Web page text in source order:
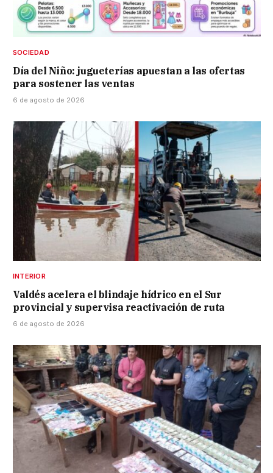
SOCIEDAD
Día del Niño: jugueterías apuestan a las ofertas
para sostener las ventas
6 de agosto de 2026
INTERIOR
Valdés acelera el blindaje hídrico en el Sur
provincial y supervisa reactivación de ruta
6 de agosto de 2026